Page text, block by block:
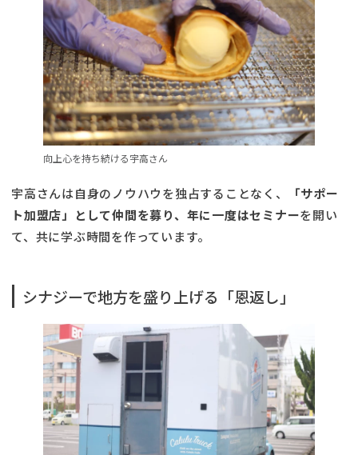
向上心を持ち続ける宇高さん
宇高さんは自身のノウハウを独占することなく、
「サポー
ト加盟店」として仲間を募り、年に一度はセミナーを開い
て、共に学ぶ時間を作っています。
シナジーで地方を盛り上げる「恩返し」